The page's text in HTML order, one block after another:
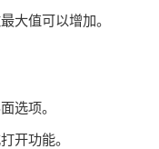
大值可以增加。
选项。
开功能。